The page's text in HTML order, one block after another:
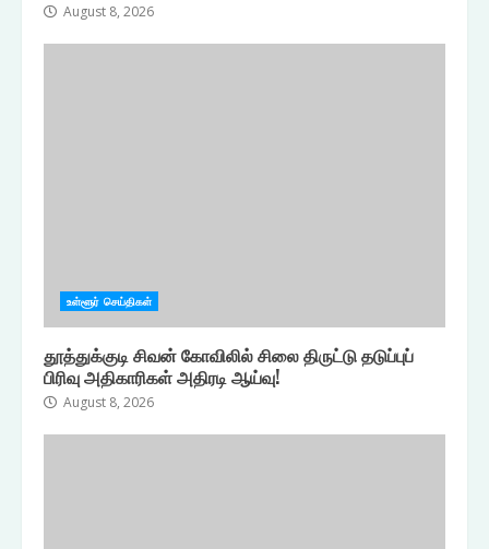
August 8, 2026
உள்ளூர் செய்திகள்
தூத்துக்குடி சிவன் கோவிலில் சிலை திருட்டு தடுப்புப்
பிரிவு அதிகாரிகள் அதிரடி ஆய்வு!
August 8, 2026